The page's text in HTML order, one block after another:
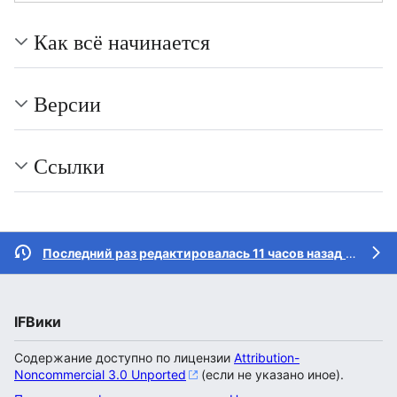
Как всё начинается
Версии
Ссылки
Последний раз редактировалась 11 часов назад
IFВики
Содержание доступно по лицензии Attribution-
Noncommercial 3.0 Unported
(если не указано иное).